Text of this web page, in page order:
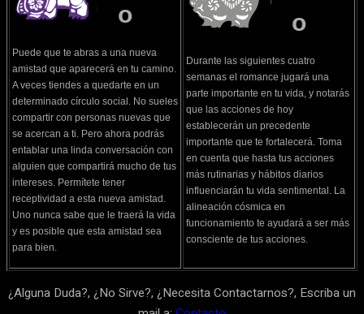
o
Puede que te abras a una nueva
amistad que aparecerá en tu camino.
A veces tiendes a quedarte en un
determinado círculo social. No sueles
compartir con personas nuevas que
se acercan a ti. Pero ahora podrás
entablar una linda conversación con
alguien que compartirá mucho de tus
intereses. Permítete tener
receptividad a esta nueva amistad.
Uno nunca sabe que le traerá la vida
y es posible que esta amistad sea
para bien.
o
Durante las siguientes cuatro
semanas el romance jugará una
parte importante en tu vida, y notarás
que las acciones de hoy
establecerán un precedente
importante que te fortalecerá. Toma
en cuenta que hasta tus acciones
más rutinarias y hábitos diarios
influenciarán tu vida sentimental. La
alineación cósmica en
funcionamiento te ayudará a ser más
consciente de tus acciones.
¿Alguna Duda?, ¿No Sirve?, ¿Necesita Contactarnos?, Escriba un